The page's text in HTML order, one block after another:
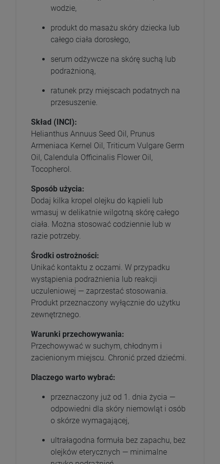
wodzie,
produkt do masażu skóry dziecka lub
całego ciała dorosłego,
serum odżywcze na skórę suchą lub
podrażnioną,
ratunek przy miejscach podatnych na
przesuszenie.
Skład (INCI):
Helianthus Annuus Seed Oil, Prunus
Armeniaca Kernel Oil, Triticum Vulgare Germ
Oil, Calendula Officinalis Flower Oil,
Tocopherol.
Sposób użycia:
Dodaj kilka kropel olejku do kąpieli lub
wmasuj w delikatnie wilgotną skórę całego
ciała. Można stosować codziennie lub w
razie potrzeby.
Środki ostrożności:
Unikać kontaktu z oczami. W przypadku
wystąpienia podrażnienia lub reakcji
uczuleniowej — zaprzestać stosowania.
Produkt przeznaczony wyłącznie do użytku
zewnętrznego.
Warunki przechowywania:
Przechowywać w suchym, chłodnym i
zacienionym miejscu. Chronić przed dziećmi.
Dlaczego warto wybrać:
przeznaczony już od 1. dnia życia —
odpowiedni dla skóry niemowląt i osób
o skórze wymagającej,
ultrałagodna formuła bez zapachu, bez
olejków eterycznych — minimalne